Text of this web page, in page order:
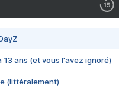
13 ans (et vous l'avez ignoré)
(littéralement)